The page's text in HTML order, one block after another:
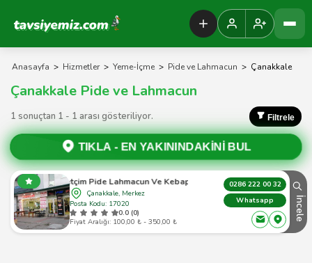
Tavsiyemiz Anasayfa
Anasayfa > Hizmetler > Yeme-İçme > Pide ve Lahmacun > Çanakkale
Çanakkale Pide ve Lahmacun
1 sonuçtan 1 - 1 arası gösteriliyor. Filtrele
TIKLA - EN YAKININDAKİNİ BUL
Paketçim Pide Lahmacun Ve Kebap Salonu
Çanakkale, Merkez
Posta Kodu: 17020
0.0 (0)
Fiyat Aralığı: 100,00 ₺ - 350,00 ₺
0286 222 00 32
Whatsapp
İncele